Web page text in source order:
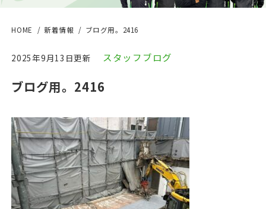
HOME 新着情報 ブログ用。2416
2025年9月13日更新 スタッフブログ
ブログ用。2416